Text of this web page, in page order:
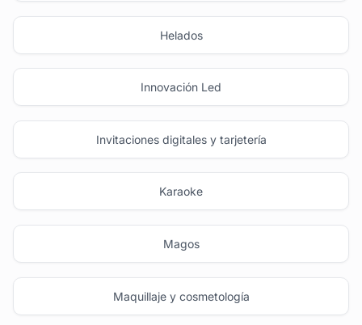
Helados
Innovación Led
Invitaciones digitales y tarjetería
Karaoke
Magos
Maquillaje y cosmetología